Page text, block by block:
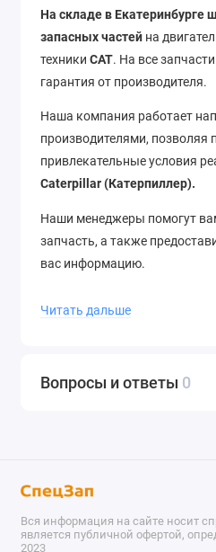
На складе в Екатеринбурге
запасных частей на
техники CAT. На все
гарантия от производителя.
Наша компания работает
производителями, позволяя
привлекательные условия
Caterpillar (Катерпиллер).
Наши менеджеры помогут
запчасть, а также
вас информацию.
регионы в течение 12 часов.
(343) 302-08-98
Читать дальше
Вопросы и ответы 0
Вся информация на сайте носит
является публичной офертой,
2023